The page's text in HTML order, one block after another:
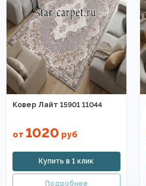
Ковер Лайт 15901 11044
от 1020 руб